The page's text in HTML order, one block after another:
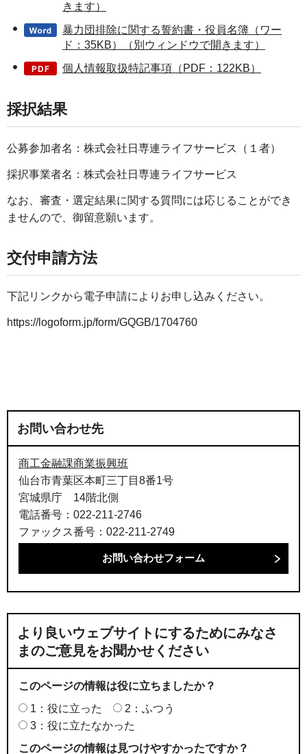
きます）
暴力団排除に関する誓約書・役員名簿（ワー
ド：35KB）（別ウィンドウで開きます）
個人情報取扱特記事項（PDF：122KB）
採択結果
公募参加者名：株式会社日専連ライフサービス（１者）
採択事業者名：株式会社日専連ライフサービス
なお、審査・選定結果に関する質問には応じることができ
ませんので、御留意願います。
交付申請方法
下記リンクから電子申請によりお申し込みください。
https://logoform.jp/form/GQGB/1704760
お問い合わせ先
商工金融課商業振興班
仙台市青葉区本町三丁目8番1号
宮城県庁 14階北側
電話番号：022-211-2746
ファックス番号：022-211-2749
より良いウェブサイトにするためにみなさ
まのご意見をお聞かせください
このページの情報は役に立ちましたか？
1：役に立った
2：ふつう
3：役に立たなかった
このページの情報は見つけやすかったですか？